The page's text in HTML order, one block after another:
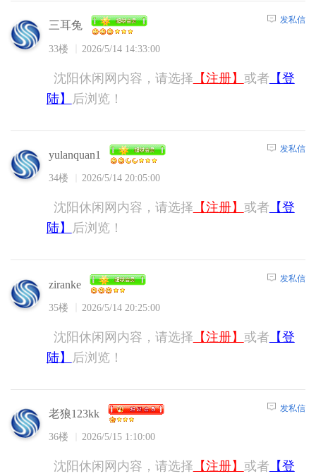
三耳兔
33楼 2026/5/14 14:33:00
发私信
沈阳休闲网内容，请选择 【注册】 或者 【登
陆】
后浏览！
yulanquan1
34楼 2026/5/14 20:05:00
发私信
沈阳休闲网内容，请选择 【注册】 或者 【登
陆】
后浏览！
ziranke
35楼 2026/5/14 20:25:00
发私信
沈阳休闲网内容，请选择 【注册】 或者 【登
陆】
后浏览！
老狼123kk
36楼 2026/5/15 1:10:00
发私信
沈阳休闲网内容，请选择 【注册】 或者 【登